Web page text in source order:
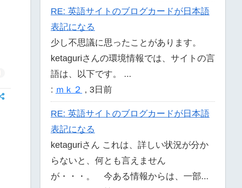
RE: 英語サイトのブログカードが日本語
表記になる
少し不思議に思ったことがあります。
ketaguriさんの環境情報では、サイトの言
語は、以下です。 ...
: ｍｋ２ , 3日前
RE: 英語サイトのブログカードが日本語
表記になる
ketaguriさん これは、詳しい状況が分か
らないと、何とも言えません
が・・・。 今ある情報からは、一部...